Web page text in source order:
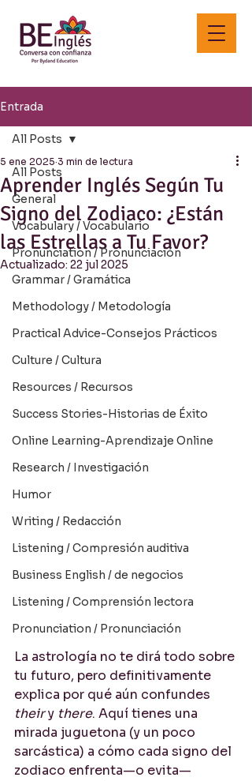
Entrada
All Posts
General
Vocabulary / Vocabulario
Pronunciation / Pronunciación
Grammar / Gramática
Methodology / Metodología
Practical Advice-Consejos Prácticos
Culture / Cultura
Resources / Recursos
Success Stories-Historias de Éxito
Online Learning-Aprendizaje Online
Research / Investigación
Humor
Writing / Redacción
Listening / Compresión auditiva
Business English / de negocios
Listening / Comprensión lectora
Pronunciation / Pronunciación
All Posts
Aprender Inglés Según Tu
Signo del Zodiaco: ¿Están
las Estrellas a Tu Favor?
5 ene 2025 3 min de lectura
Actualizado: 22 jul 2025
La astrología no te dirá todo sobre
tu futuro, pero definitivamente
explica por qué aún confundes
their y there. Aquí tienes una
mirada juguetona (y un poco
sarcástica) a cómo cada signo del
zodiaco enfrenta—o evita—